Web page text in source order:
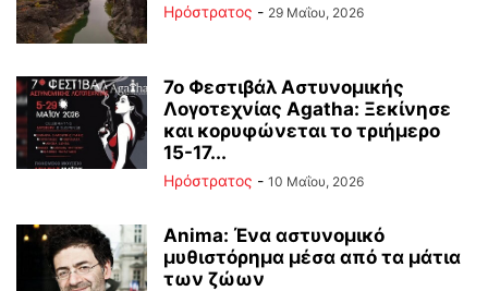
Ηρόστρατος - 29 Μαΐου, 2026
7ο Φεστιβάλ Αστυνομικής
Λογοτεχνίας Agatha: Ξεκίνησε
και κορυφώνεται το τριήμερο
15-17...
Ηρόστρατος - 10 Μαΐου, 2026
Anima: Ένα αστυνομικό
μυθιστόρημα μέσα από τα μάτια
των ζώων